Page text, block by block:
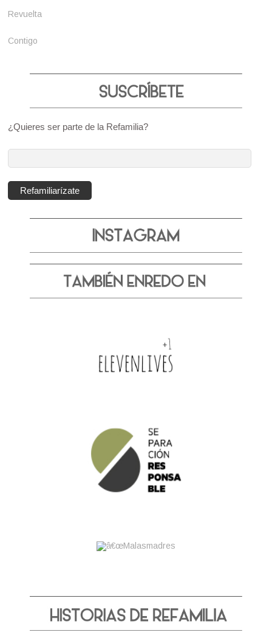
Revuelta
Contigo
¿Quieres ser parte de la Refamilia?
correo
electrónico:
Refamiliarízate